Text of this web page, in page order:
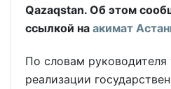
Qazaqstan. Об этом
ссылкой на акимат
По словам
реализации